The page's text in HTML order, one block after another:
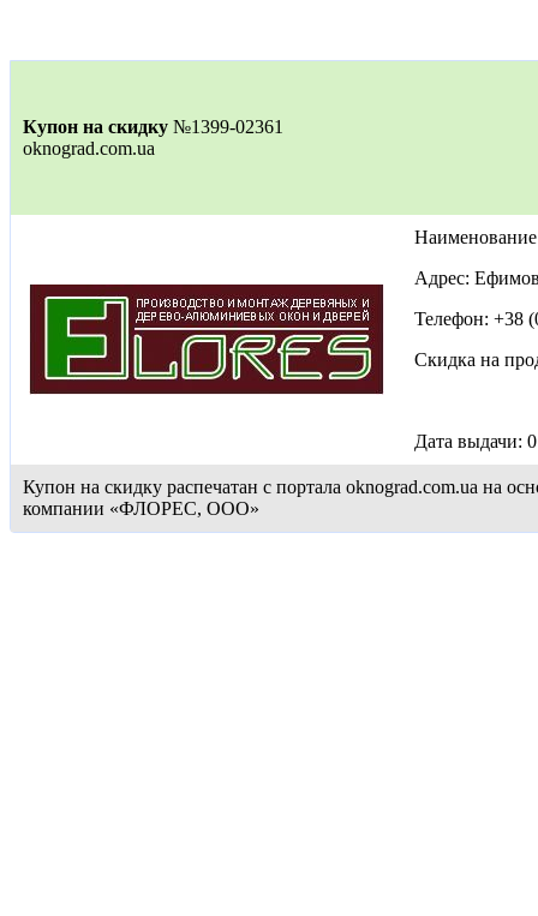
Купон на скидку №1399-02361
oknograd.com.ua
Адрес:
Телефон: +38
Скидка на
Дата выдачи:
Купон на скидку распечатан с портала oknograd.com.ua на
компании «ФЛОРЕС, ООО»